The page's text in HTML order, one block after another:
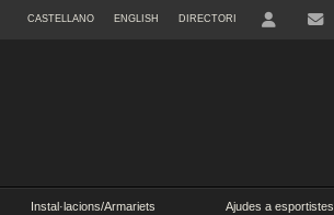
CASTELLANO ENGLISH DIRECTORI
Instal·lacions/Armariets Ajudes a esportistes